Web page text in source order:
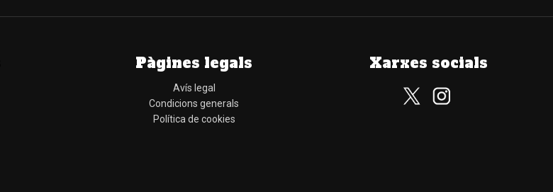
Pàgines legals
Avís legal
Condicions generals
Política de cookies
Xarxes socials